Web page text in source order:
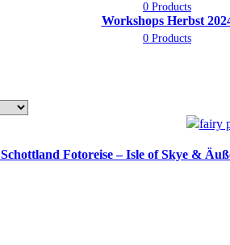
0 Products
Workshops Herbst
0 Products
Fotoreise – Isle of Skye &